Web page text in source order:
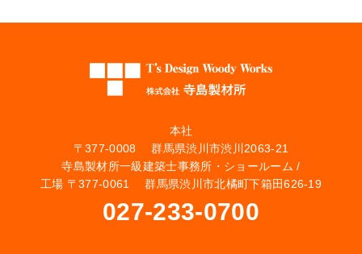
本社
〒377-0008 群馬県渋川市渋川2063-21
寺島製材所一級建築士事務所・ショールーム /
工場 〒377-0061 群馬県渋川市北橘町下箱田626-19
027-233-0700